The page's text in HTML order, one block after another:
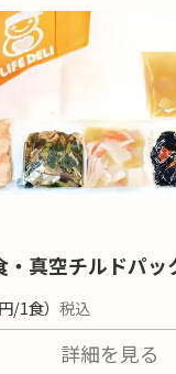
-
-
1g～2g
3～4品目
みの場合（ごはんセッ
・真空チルドパッ
円/1食）税込
や塩分に制限があ
詳細を見る